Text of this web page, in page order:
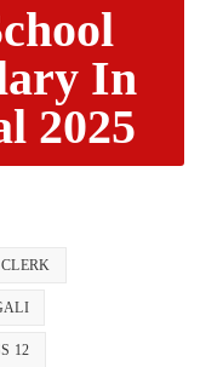
In
2025
12